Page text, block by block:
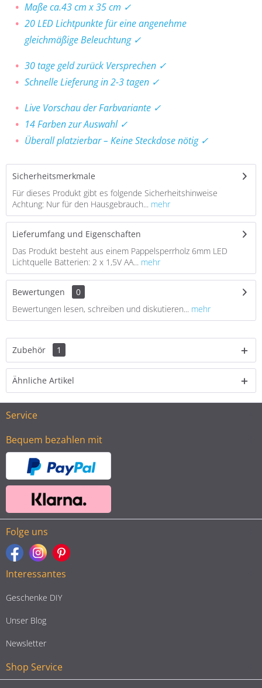
Maße ca.43 cm x 35 cm ✓
20 LED Lichtpunkte für eine angenehme
gleichmäßige Beleuchtung ✓
30 tage geld zurück Versprechen ✓
Schnelle Lieferung in 2-3 tagen ✓
Live Vorschau der Farbvariante ✓
14 Farben zur Auswahl ✓
Überall platzierbar – Keine Steckdose nötig ✓
Sicherheitsmerkmale
Für dieses Produkt gibt es folgende Sicherheitshinweise
Achtung: Nur für den Hausgebrauch... mehr
Lieferumfang und Eigenschaften
Das Produkt besteht aus einem Pappelsperrholz 6mm LED
Lichtquelle Batterien: 2 x 1,5V AA... mehr
Bewertungen
0
Bewertungen lesen, schreiben und diskutieren... mehr
Zubehör 1
Ähnliche Artikel
Service
Bequem bezahlen mit
Folge uns
Interessantes
Geschenke DIY
Unser Blog
Newsletter
Shop Service